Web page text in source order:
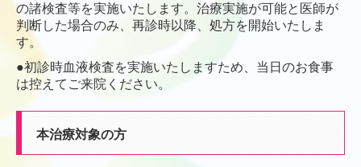
の諸検査等を実施いたします。 治療実施が可能と医師が
判断した場合のみ、 再診時以降、 処方を開始いたしま
す。
●初診時血液検査を実施いたしますため、当日のお食事
は控えてご来院ください。
本治療対象の方